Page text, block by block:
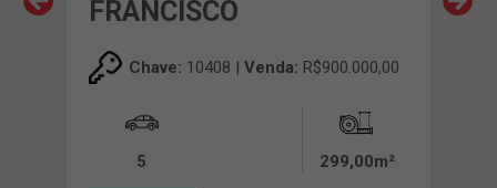
FRANCISCO
Chave: 10408 | Venda: R$900.000,00
5 299,00m²